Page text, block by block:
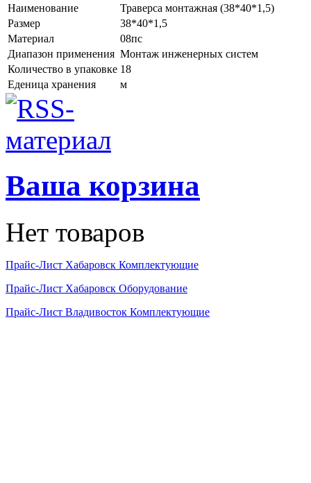
Наименование
Траверса монтажная (38*40*1,5)
Размер
38*40*1,5
Материал
08пс
Диапазон применения Монтаж инженерных систем
Количество в упаковке 18
Еденица хранения
м
Ваша корзина
Нет товаров
Прайс-Лист Хабаровск Комплектующие
Прайс-Лист Хабаровск Оборудование
Прайс-Лист Владивосток Комплектующие